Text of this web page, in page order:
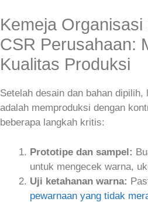
Kemeja
CSR Perusahaan:
Kualitas Produksi
Setelah desain dan bahan dipilih,
adalah memproduksi dengan
beberapa langkah kritis:
Prototipe dan sampel:
untuk mengecek warna,
Uji ketahanan warna:
pewarnaan yang tidak